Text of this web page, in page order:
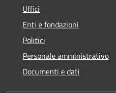
Uffici
Enti e fondazioni
Politici
Personale amministrativo
Documenti e dati